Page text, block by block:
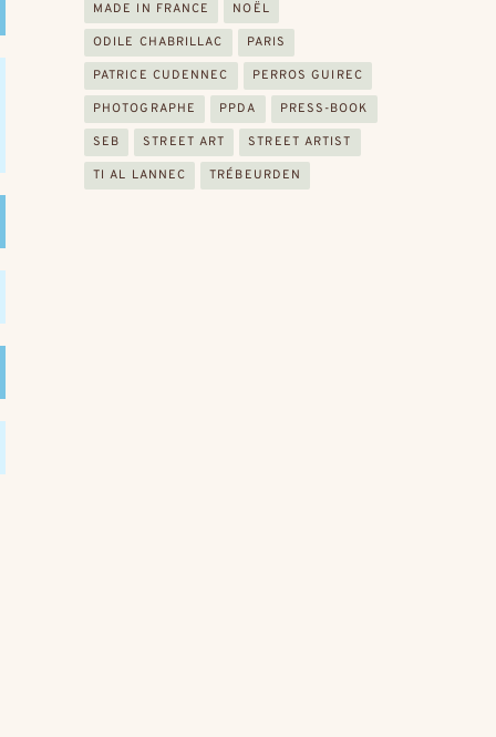
MADE IN FRANCE NOËL
ODILE CHABRILLAC PARIS
PATRICE CUDENNEC PERROS GUIREC
PHOTOGRAPHE PPDA PRESS-BOOK
SEB STREET ART STREET ARTIST
TI AL LANNEC TRÉBEURDEN